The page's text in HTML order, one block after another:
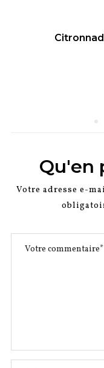
Chocolat
Qu'en